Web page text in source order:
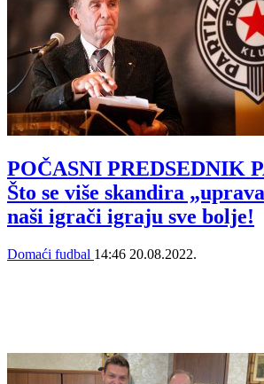
POČASNI PREDSEDNIK
Što se više skandira
naši igrači igraju sve bolje!
Domaći fudbal 14:46 20.08.2022.